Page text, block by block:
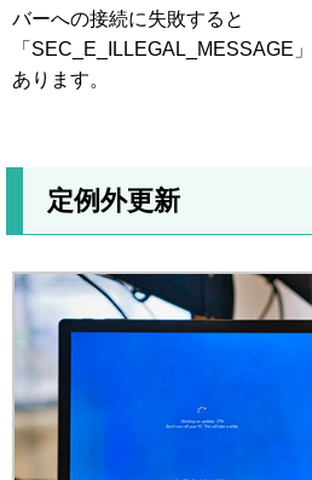
バーへの接続に失敗すると
「SEC_E_ILLEGAL_MESSAGE
あります。
定例外更新